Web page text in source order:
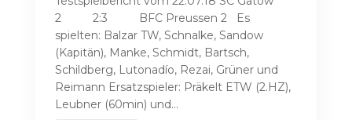
2 2:3 BFC Preussen 2 Es
spielten: Balzar TW, Schnalke, Sandow
(Kapitän), Manke, Schmidt, Bartsch,
Schildberg, Lutonadío, Rezai, Grüner und
Reimann Ersatzspieler: Präkelt ETW (2.HZ),
Leubner (60min) und...